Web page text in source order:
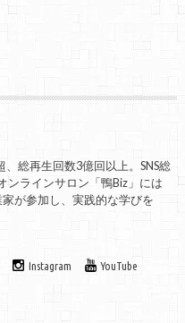
、総再生回数3億回以上。SNS総
ンラインサロン「鴨Biz」には
が参加し、実践的な学びを
Instagram YouTube